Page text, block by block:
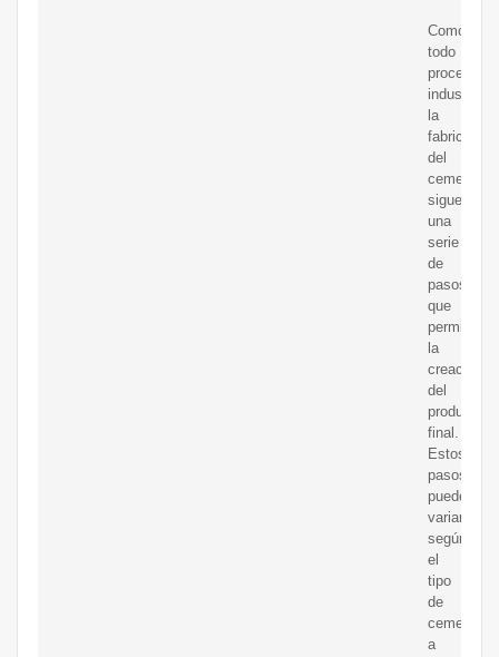
Como
todo
industrial,
la
fabricación
del
cemento
sigue
una
serie
de
pasos
que
permiten
la
creación
del
producto
final.
Estos
pasos
pueden
variar
según
el
tipo
de
cemento
a